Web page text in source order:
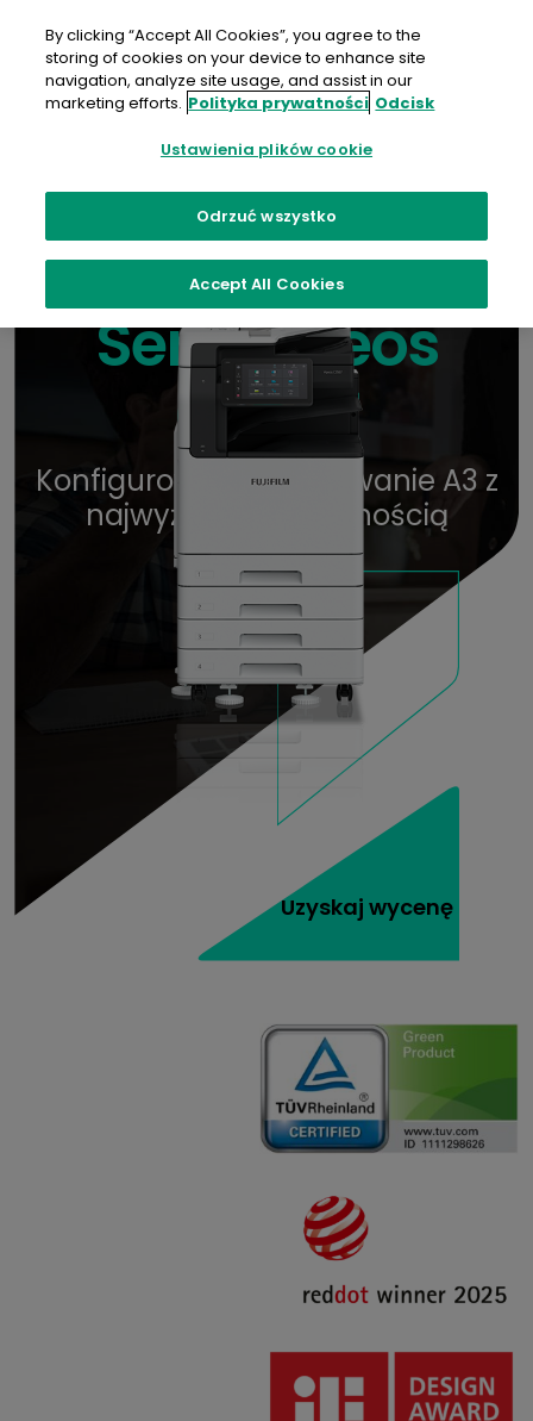
treści
Kontakt
Broszura Gdzie kupić
Seria Apeos
C3567
Konfigurowalne drukowanie A3 z
najwyższą elastycznością
Uzyskaj wycenę
By clicking “Accept All Cookies”, you agree to the
storing of cookies on your device to enhance site
navigation, analyze site usage, and assist in our
marketing efforts. Polityka prywatności Odcisk
Ustawienia plików cookie
Odrzuć wszystko
Accept All Cookies